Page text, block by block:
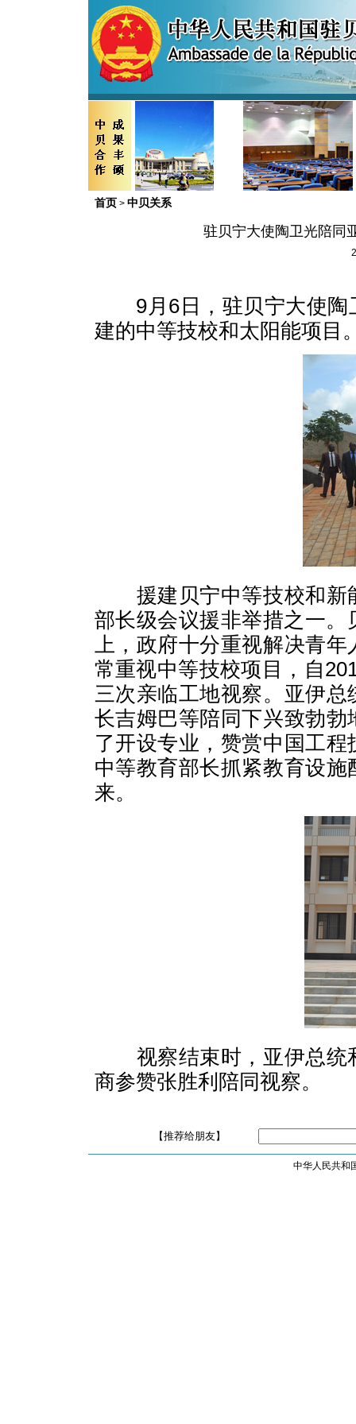
首页 > 中贝关系
驻贝宁大使陶卫光陪同
9月 6日，驻贝宁大使
建的中等技校和太阳能项目
援建贝宁中等技校和
部长级会议援非举措之一。
上，政府十分重视解决青
常重视中等技校项目，自
三次亲临工地视察。亚伊
长吉姆巴等陪同下兴致勃
了开设专业，赞赏中国工
中等教育部长抓紧教育设
来。
视察结束时，亚伊总
商参赞张胜利陪同视察。
【推荐给朋友】
中华人民共和